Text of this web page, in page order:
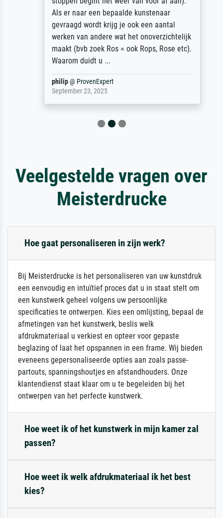
Als er naar een bepaalde kunstenaar
gevraagd wordt krijg je ook een aantal
werken van andere wat het onoverzichtelijk
maakt (bvb zoek Ros = ook Rops, Rose etc).
Waarom duidt u ...
philip@ProvenExpert
September 23, 2025
Veelgestelde vragen over
Meisterdrucke
Hoe gaat personaliseren in zijn werk?
Bij Meisterdrucke is het personaliseren van uw kunstdruk
een eenvoudig en intuïtief proces dat u in staat stelt om
een kunstwerk geheel volgens uw persoonlijke
specificaties te ontwerpen. Kies een omlijsting, bepaal de
afmetingen van het kunstwerk, beslis welk
afdrukmateriaal u verkiest en opteer voor gepaste
beglazing of laat het opspannen in een frame. Wij bieden
eveneens gepersonaliseerde opties aan zoals passe-
partouts, spanningshoutjes en afstandhouders. Onze
klantendienst staat klaar om u te begeleiden bij het
ontwerpen van het perfecte kunstwerk.
Hoe weet ik of het kunstwerk in mijn kamer zal
passen?
Hoe weet ik welk afdrukmateriaal ik het best
kies?